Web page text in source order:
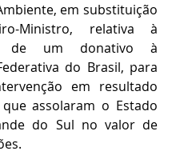
em substituição
Ministro, relativa à
de um donativo à
do Brasil, para
em resultado
assolaram o Estado
do Sul no valor de